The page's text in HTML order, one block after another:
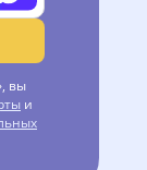
вы
и